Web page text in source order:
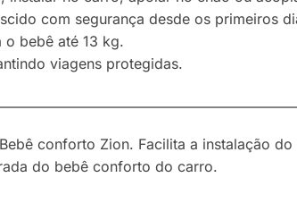
com segurança desde os primeiros
o bebê até 13 kg.
viagens protegidas.
conforto Zion. Facilita a instalação
do bebê conforto do carro.